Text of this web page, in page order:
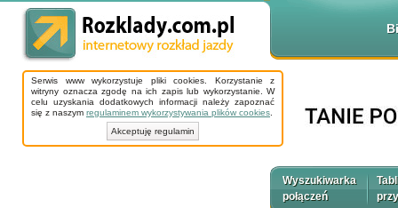
Serwis www wykorzystuje pliki cookies. Korzystanie z
witryny oznacza zgodę na ich zapis lub wykorzystanie. W
celu uzyskania dodatkowych informacji należy zapoznać
się z naszym regulaminem wykorzystywania plików cookies
Akceptuję regulamin
Wyszukiwarka
połączeń